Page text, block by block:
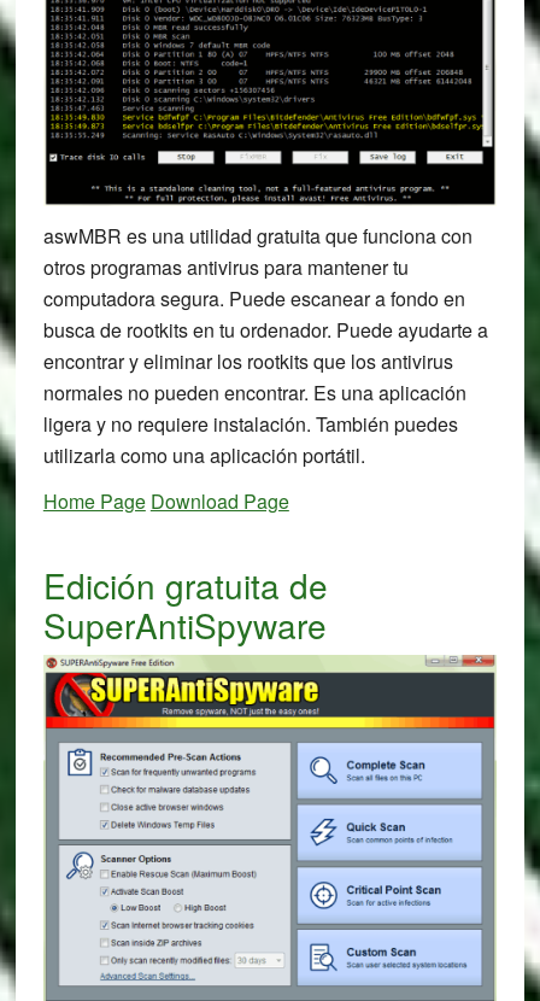
aswMBR es una utilidad gratuita que funciona con
otros programas antivirus para mantener tu
computadora segura. Puede escanear a fondo en
busca de rootkits en tu ordenador. Puede ayudarte a
encontrar y eliminar los rootkits que los antivirus
normales no pueden encontrar. Es una aplicación
ligera y no requiere instalación. También puedes
utilizarla como una aplicación portátil.
Home Page Download Page
Edición gratuita de
SuperAntiSpyware